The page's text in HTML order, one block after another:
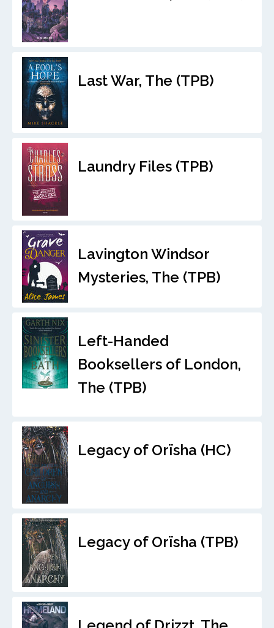
Last War, The (TPB)
Laundry Files (TPB)
Lavington Windsor
Mysteries, The (TPB)
Left-Handed
Booksellers of London,
The (TPB)
Legacy of Orïsha (HC)
Legacy of Orïsha (TPB)